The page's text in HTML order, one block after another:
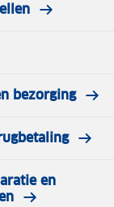
bezorging
en